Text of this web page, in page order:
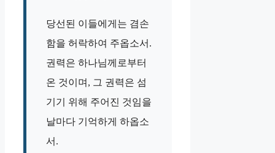
당선된 이들에게는 겸손
함을 허락하여 주옵소서.
권력은 하나님께로부터
온 것이며, 그 권력은 섬
기기 위해 주어진 것임을
날마다 기억하게 하옵소
서.